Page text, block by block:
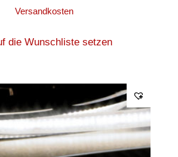
Versandkosten
die Wunschliste setzen